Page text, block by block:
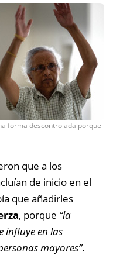
forma descontrolada porque
que a los
de inicio en el
que añadirles
, porque “la
influye en las
mayores”.